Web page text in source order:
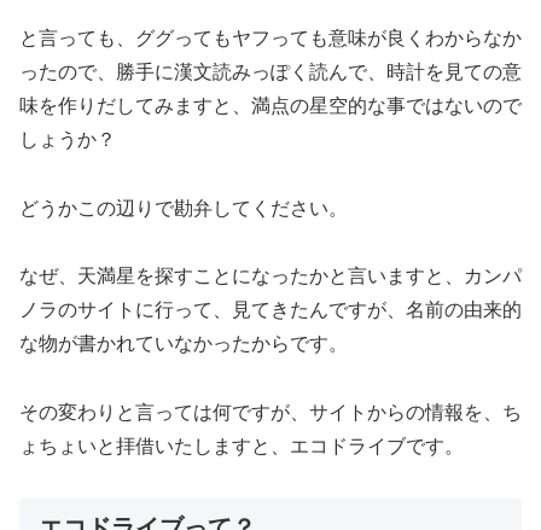
と言っても、ググってもヤフっても意味が良くわからなか
ったので、勝手に漢文読みっぽく読んで、時計を見ての意
味を作りだしてみますと、満点の星空的な事ではないので
しょうか？
どうかこの辺りで勘弁してください。
なぜ、天満星を探すことになったかと言いますと、カンパ
ノラのサイトに行って、見てきたんですが、名前の由来的
な物が書かれていなかったからです。
その変わりと言っては何ですが、サイトからの情報を、ち
ょちょいと拝借いたしますと、エコドライブです。